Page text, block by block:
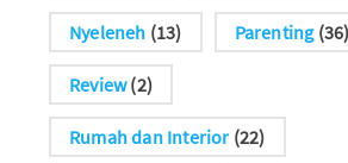
Nyeleneh (13) Parenting (36)
Review(2)
Rumah dan Interior (22)